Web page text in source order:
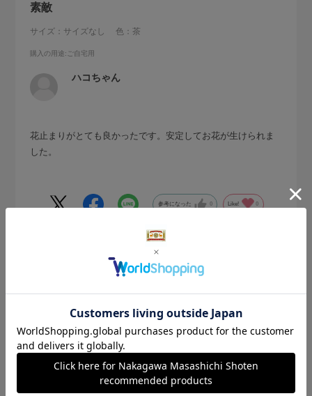
素敵
サイズ：サイズなし 色：茶
購入の用途:ご自宅用
ハコちゃん
花止まりがとても良かったです。安定してお花が生けられま
した。
参考になった 0 Like! 0
2026.1.11